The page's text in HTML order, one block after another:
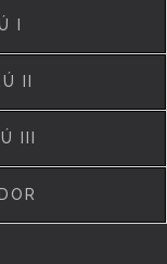
I
II
III